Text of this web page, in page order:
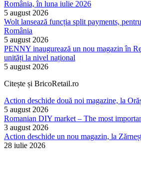
România, în luna iulie 2026
5 august 2026
Wolt lansează funcția split payments,
România
5 august 2026
PENNY inaugurează un nou magazin în
unități la nivel național
5 august 2026
Citește și BricoRetail.ro
Action deschide două noi magazine, la
5 august 2026
Romanian DIY market – The most
3 august 2026
Action deschide un nou magazin, la
28 iulie 2026